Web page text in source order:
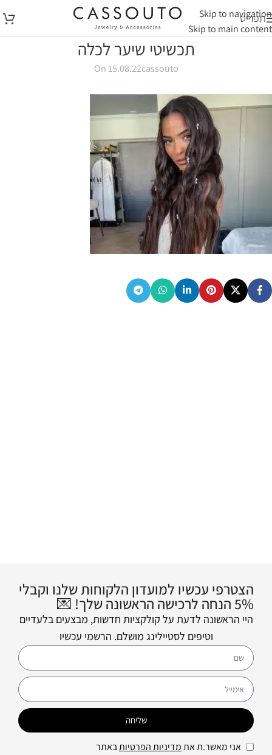
Skip to navigation
Skip to main content
תפריט
תכשיטי שיער לכלה
cassouto
On 15.08.22
הצטרפי עכשיו למועדון הלקוחות שלנו וקבלי
5% הנחה לרכישה הראשונה שלך! 💌
היי הראשונה לדעת על קולקציות חדשות, מבצעים בלעדיים
וטיפים לסטיילינג מושלם. הרשמי עכשיו
אני מאשר.ת אתמדיניות הפרטיותבאתר
שליחה